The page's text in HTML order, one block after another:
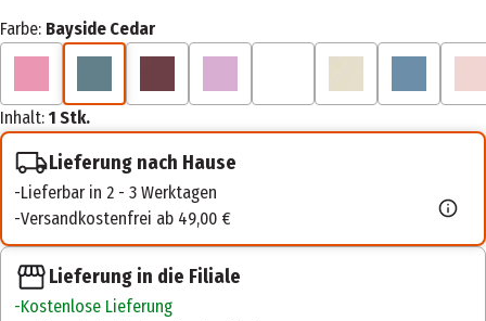
Farbe: Bayside Cedar
Inhalt: 1 Stk.
Lieferung nach Hause
Lieferbar in 2 - 3 Werktagen
Versandkostenfrei ab 49,00 €
Lieferung in die Filiale
Kostenlose Lieferung